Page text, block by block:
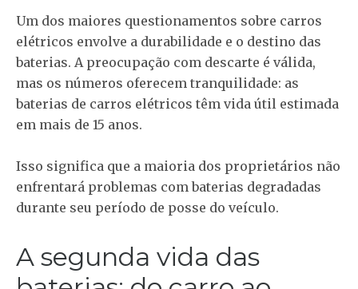
Um dos maiores questionamentos sobre carros
elétricos envolve a durabilidade e o destino das
baterias. A preocupação com descarte é válida,
mas os números oferecem tranquilidade: as
baterias de carros elétricos têm vida útil estimada
em mais de 15 anos.
Isso significa que a maioria dos proprietários não
enfrentará problemas com baterias degradadas
durante seu período de posse do veículo.
A segunda vida das